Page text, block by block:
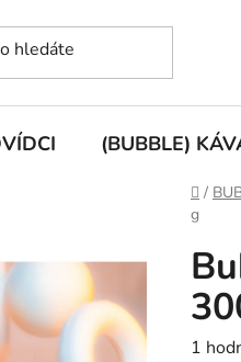
(BUBBLE)
Domů
/
g
1